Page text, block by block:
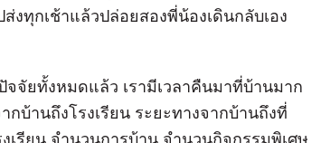
งทุกเช้าแล้วปล่อยสองพี่น้องเดินกลับเอง
จัยทั้งหมดแล้ว เรามีเวลาคืนมาที่บ้านมาก
บ้านถึงโรงเรียน ระยะทางจากบ้านถึงที่
รียน จำนวนการบ้าน จำนวนกิจกรรมพิเศษ